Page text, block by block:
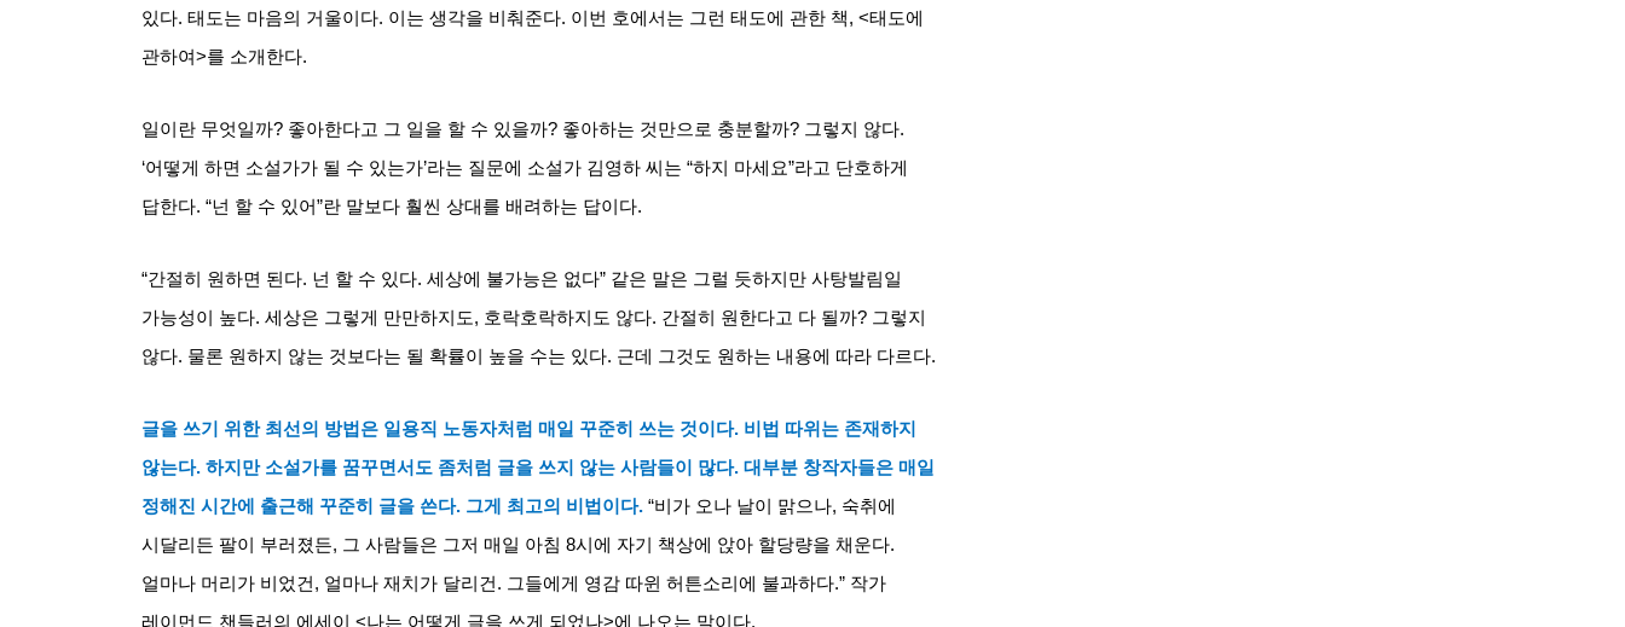
있다. 태도는 마음의 거울이다. 이는 생각을 비춰준다. 이번 호에서는 그런 태도에 관한 책, <태도에
관하여>를 소개한다.
일이란 무엇일까? 좋아한다고 그 일을 할 수 있을까? 좋아하는 것만으로 충분할까? 그렇지 않다.
‘어떻게 하면 소설가가 될 수 있는가’라는 질문에 소설가 김영하 씨는 “하지 마세요”라고 단호하게
답한다. “넌 할 수 있어”란 말보다 훨씬 상대를 배려하는 답이다.
“간절히 원하면 된다. 넌 할 수 있다. 세상에 불가능은 없다” 같은 말은 그럴 듯하지만 사탕발림일
가능성이 높다. 세상은 그렇게 만만하지도, 호락호락하지도 않다. 간절히 원한다고 다 될까? 그렇지
않다. 물론 원하지 않는 것보다는 될 확률이 높을 수는 있다. 근데 그것도 원하는 내용에 따라 다르다.
글을 쓰기 위한 최선의 방법은 일용직 노동자처럼 매일 꾸준히 쓰는 것이다. 비법 따위는 존재하지
않는다. 하지만 소설가를 꿈꾸면서도 좀처럼 글을 쓰지 않는 사람들이 많다. 대부분 창작자들은 매일
정해진 시간에 출근해 꾸준히 글을 쓴다. 그게 최고의 비법이다. “비가 오나 날이 맑으나, 숙취에
시달리든 팔이 부러졌든, 그 사람들은 그저 매일 아침 8시에 자기 책상에 앉아 할당량을 채운다.
얼마나 머리가 비었건, 얼마나 재치가 달리건. 그들에게 영감 따윈 허튼소리에 불과하다.” 작가
레이먼드 챈들러의 에세이 <나는 어떻게 글을 쓰게 되었나>에 나오는 말이다.